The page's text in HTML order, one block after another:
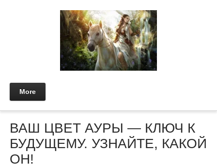
More
ВАШ ЦВЕТ АУРЫ — КЛЮЧ К
БУДУЩЕМУ. УЗНАЙТЕ, КАКОЙ
ОН!